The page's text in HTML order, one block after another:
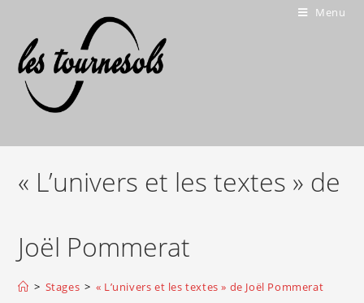
Menu
« L’univers et les textes » de
Joël Pommerat
> Stages > « L’univers et les textes » de Joël Pommerat